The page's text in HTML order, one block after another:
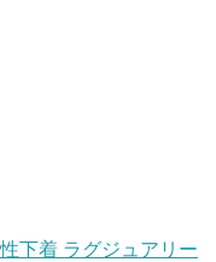
下着 ラグジュアリー